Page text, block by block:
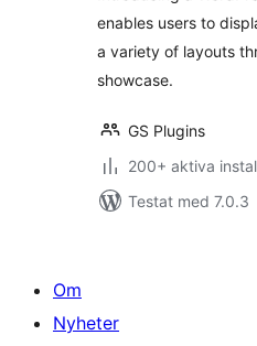
enables users to
a variety of layouts
showcase.
GS Plugins
200+ aktiva
Testat med 7.0.3
Om
Nyheter